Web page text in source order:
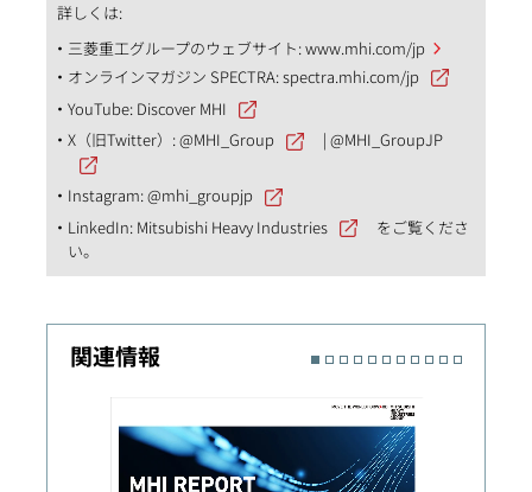
詳しくは:
三菱重工グループのウェブサイト:www.mhi.com/jp
オンラインマガジン SPECTRA:spectra.mhi.com/jp
YouTube: Discover MHI
X（旧Twitter）:@MHI_Group |@MHI_GroupJP
Instagram:@mhi_groupjp
LinkedIn: Mitsubishi Heavy Industries
をご覧くださ
い。
関連情報